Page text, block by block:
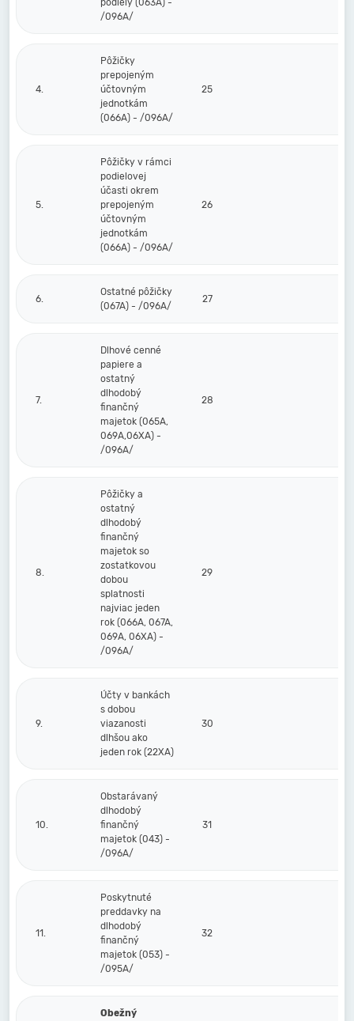
podiely (063A) -
/096A/
4.
Pôžičky
prepojeným
účtovným
jednotkám
(066A) - /096A/
25
5.
Pôžičky v rámci
podielovej
účasti okrem
prepojeným
účtovným
jednotkám
(066A) - /096A/
26
6.
Ostatné pôžičky
(067A) - /096A/
27
7.
Dlhové cenné
papiere a
ostatný
dlhodobý
finančný
majetok (065A,
069A,06XA) -
/096A/
28
8.
Pôžičky a
ostatný
dlhodobý
finančný
majetok so
zostatkovou
dobou
splatnosti
najviac jeden
rok (066A, 067A,
069A, 06XA) -
/096A/
29
9.
Účty v bankách
s dobou
viazanosti
dlhšou ako
jeden rok (22XA)
30
10.
Obstarávaný
dlhodobý
finančný
majetok (043) -
/096A/
31
11.
Poskytnuté
preddavky na
dlhodobý
finančný
majetok (053) -
/095A/
32
Obežný